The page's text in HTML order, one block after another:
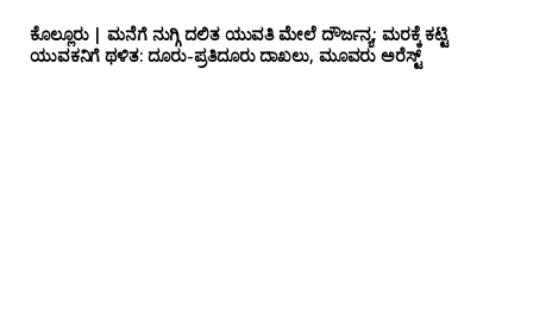
ಕೊಲ್ಲೂರು | ಮನೆಗೆ ನುಗ್ಗಿ ದಲಿತ ಯುವತಿ ಮೇಲೆ ದೌರ್ಜನ್ಯ; ಮರಕ್ಕೆ ಕಟ್ಟಿ
ಯುವಕನಿಗೆ ಥಳಿತ: ದೂರು-ಪ್ರತಿದೂರು ದಾಖಲು, ಮೂವರು ಅರೆಸ್ಟ್